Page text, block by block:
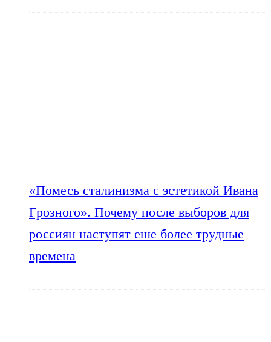
«Помесь сталинизма с эстетикой Ивана
Грозного». Почему после выборов для
россиян наступят еше более трудные
времена